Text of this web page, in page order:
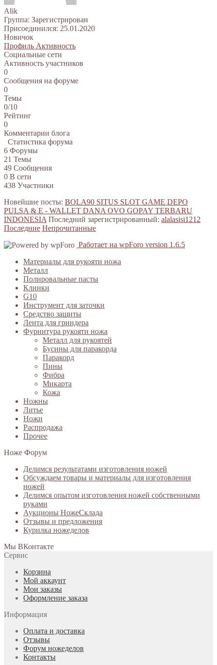
Alik
Группа: Зарегистрирован
Присоединился: 25.01.2020
Новичок
Профиль Активность
Социальные сети
Активность участников
0
Сообщения на форуме
0
Темы
0/10
Рейтинг
0
Комментарии блога
Статистика форума
6 Форумы
21 Темы
49 Сообщения
0 В сети
438 Участники
Новейшие посты: BOLA90 SITUS SLOT GAME DEPO
PULSA & E - WALLET DANA OVO GOPAY TERBARU
INDONESIA Последний зарегистрированный: alalasisi1212
Последние Непрочитанные
Работает на wpForo version 1.6.5
Материалы для рукояти ножа
Металл
Полировальные пасты
Клинки
G10
Инструмент для заточки
Средство защиты
Лента для гриндера
Фурнитура рукояти ножа
Металл для рукоятей
Бусины для паракорда
Паракорд
Пины
Фибра
Микарта
Кожа
Ножны
Литье
Ножи
Распродажа
Прочее
Ноже Форум
Делимся результатами изготовления ножей
Обсуждаем товары и материалы для изготовления
ножей
Делимся опытом изготовления ножей собственными
руками
Аукционы НожеСклада
Отзывы и предложения
Курилка ножеделов
Мы ВКонтакте
Сервис
Корзина
Мой аккаунт
Мои заказы
Оформление заказа
Информация
Оплата и доставка
Отзывы
Форум ножеделов
Контакты